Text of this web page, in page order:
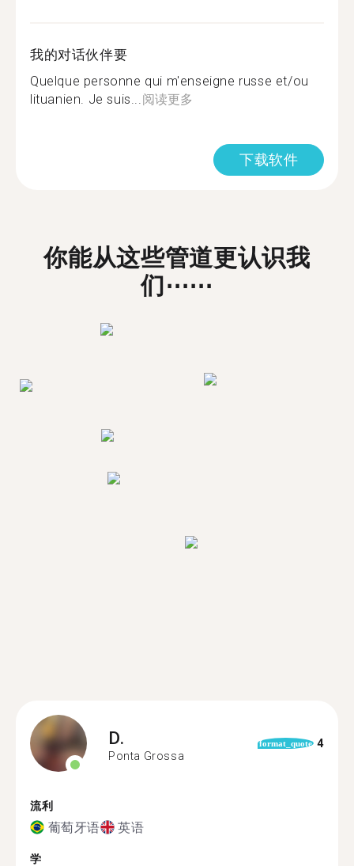
我的对话伙伴要
Quelque personne qui m'enseigne russe et/ou
lituanien. Je suis...阅读更多
下载软件
你能从这些管道更认识我
们⋯⋯
D.
Ponta Grossa
format_quote 4
流利
葡萄牙语 英语
学